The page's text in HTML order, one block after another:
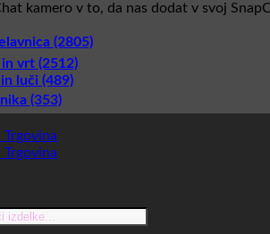
kamero v to, da nas dodat v svoj
(2805)
vrt (2512)
luči (489)
(353)